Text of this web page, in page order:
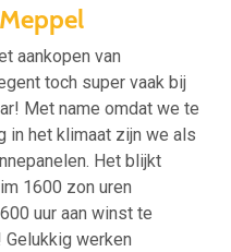
aankopen van
toch super vaak bij
Met name omdat we te
in het klimaat zijn we als
Het blijkt
1600 zon uren
uur aan winst te
werken